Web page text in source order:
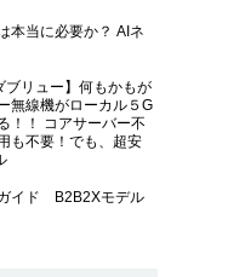
本当に必要か？ AIネ
ブリュー】何もかもが
無線機がローカル５G
！！ コアサーバー不
も不要！でも、超安
イド B2B2Xモデル